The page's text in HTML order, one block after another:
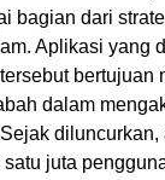
bagian dari
Aplikasi yang
bertujuan
dalam
juta